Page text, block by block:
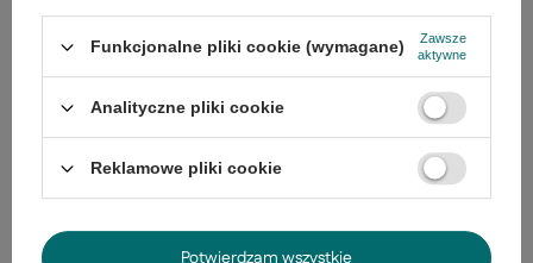
Zadaj pytanie a my odpowiemy
odpowiedzi publikując dla innych.
Zadaj pytanie
Produkty z tej samej serii
Lampa wisząca z
srebrna regulowana
Funkcjonalne pliki cookie (wymagane)
Zawsze
aktywne
Analityczne pliki cookie
Reklamowe pliki cookie
Potwierdzam wszystkie